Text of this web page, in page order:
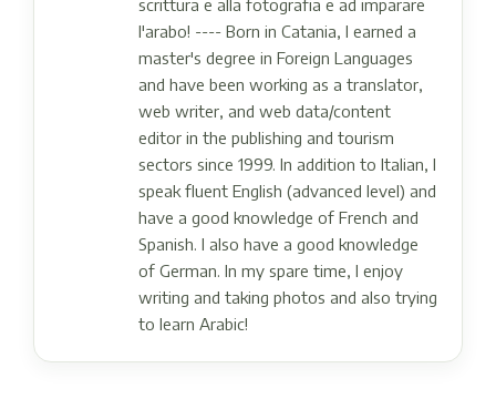
scrittura e alla fotografia e ad imparare
l'arabo! ---- Born in Catania, I earned a
master's degree in Foreign Languages ​​
and have been working as a translator,
web writer, and web data/content
editor in the publishing and tourism
sectors since 1999. In addition to Italian, I
speak fluent English (advanced level) and
have a good knowledge of French and
Spanish. I also have a good knowledge
of German. In my spare time, I enjoy
writing and taking photos and also trying
to learn Arabic!